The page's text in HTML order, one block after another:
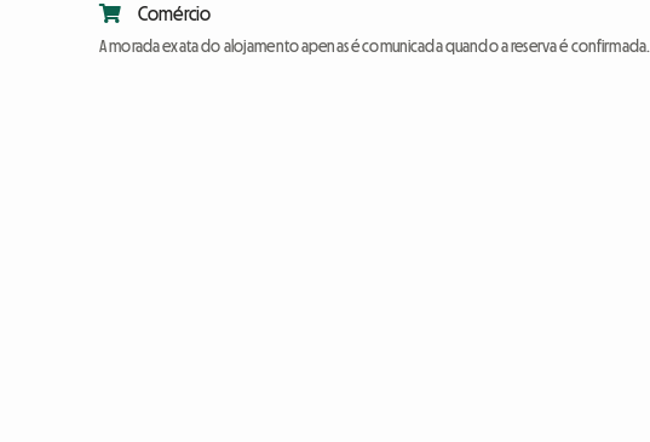
Comércio
A morada exata do alojamento apenas é comunicada quando a reserva é confirmada.